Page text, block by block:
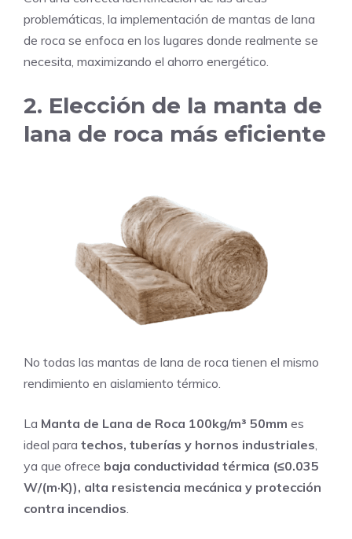
problemáticas, la implementación de mantas de lana
de roca se enfoca en los lugares donde realmente se
necesita, maximizando el ahorro energético.
2. Elección de la manta de
lana de roca más eficiente
No todas las mantas de lana de roca tienen el mismo
rendimiento en aislamiento térmico.
La Manta de Lana de Roca 100kg/m³ 50mm es
ideal para techos, tuberías y hornos industriales
ya que ofrece baja conductividad térmica (≤0.035
W/(m·K)), alta resistencia mecánica y protección
contra incendios